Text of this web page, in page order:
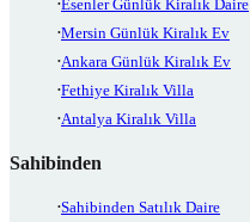
Esenler Günlük Kiralık Daire
Mersin Günlük Kiralık Ev
Ankara Günlük Kiralık Ev
Fethiye Kiralık Villa
Antalya Kiralık Villa
Sahibinden
Sahibinden Satılık Daire